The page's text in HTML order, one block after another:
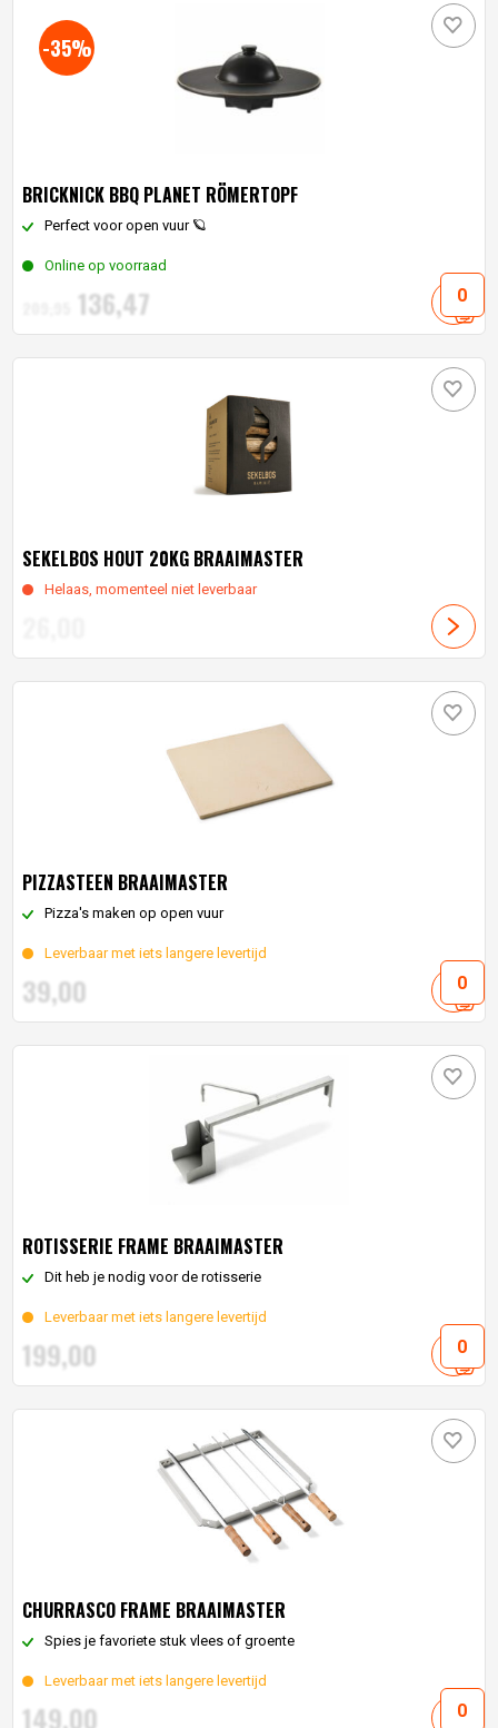
-35%
BRICKNICK BBQ PLANET RÖMERTOPF
Perfect voor open vuur 🪐
Online op voorraad
Oorspronkelijke
prijs
136,47
prijs
47
SEKELBOS HOUT 20KG BRAAIMASTER
Helaas, momenteel niet leverbaar
PIZZASTEEN BRAAIMASTER
Pizza's maken op open vuur
Leverbaar met iets langere levertijd
39,00
ROTISSERIE FRAME BRAAIMASTER
Dit heb je nodig voor de rotisserie
Leverbaar met iets langere levertijd
199,00
CHURRASCO FRAME BRAAIMASTER
Spies je favoriete stuk vlees of groente
Leverbaar met iets langere levertijd
149,00